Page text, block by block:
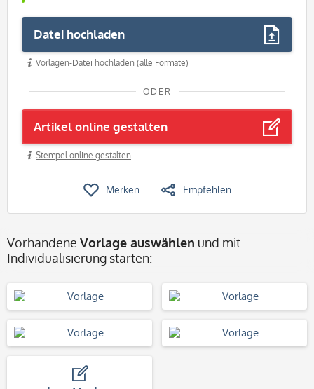
Datei hochladen
Vorlagen-Datei hochladen (alle Formate)
ODER
Artikel online gestalten
Stempel online gestalten
Merken Empfehlen
Vorhandene Vorlage auswählen und mit
Individualisierung starten: